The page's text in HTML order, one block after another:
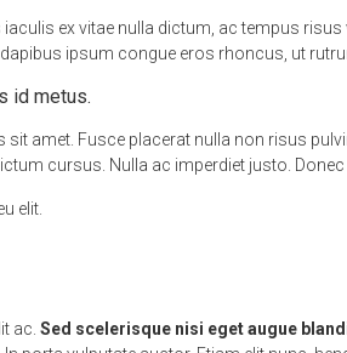
ex vitae nulla dictum, ac tempus
ipsum congue eros rhoncus, ut
id metus.
amet. Fusce placerat nulla non risus
cursus. Nulla ac imperdiet justo.
elit.
ac. Sed scelerisque nisi eget augue